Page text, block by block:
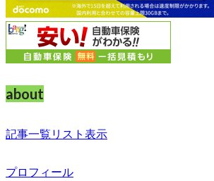
about
記事一覧リスト表示
プロフィール